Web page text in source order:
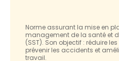
Norme assurant la mise en
management de la santé et
(SST). Son objectif : réduire
prévenir les accidents et
travail.